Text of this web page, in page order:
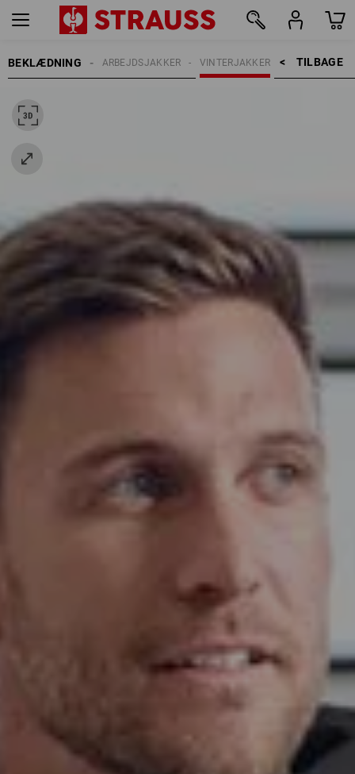
BEKLÆDNING TILBAGE    >
VINTERJAKKER
ARBEJDSJAKKER
HERRER